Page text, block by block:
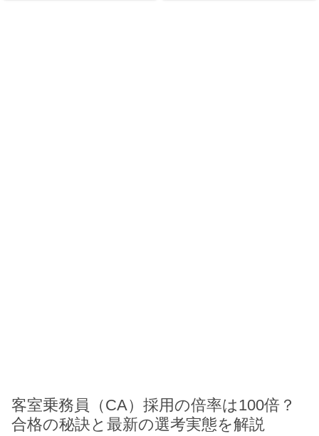
客室乗務員（CA）採用の倍率は100倍？
合格の秘訣と最新の選考実態を解説